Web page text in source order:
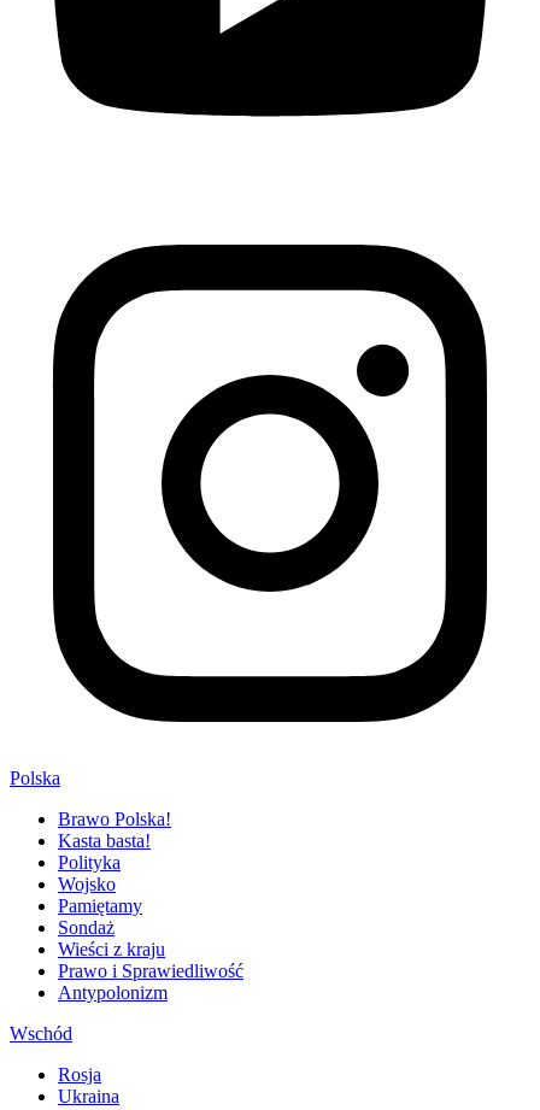
Polska
Brawo Polska!
Kasta basta!
Polityka
Wojsko
Pamiętamy
Sondaż
Wieści z kraju
Prawo i Sprawiedliwość
Antypolonizm
Wschód
Rosja
Ukraina